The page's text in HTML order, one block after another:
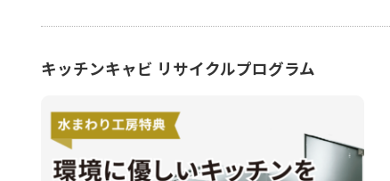
キッチンキャビ リサイクルプログラム